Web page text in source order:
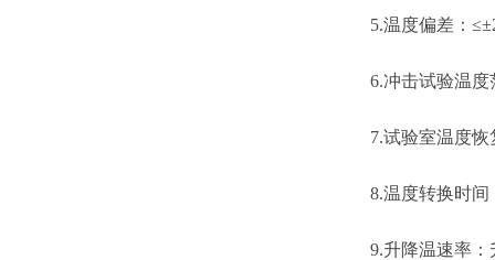
5.温度偏差：
6.冲击试验温度
7.试验室温度恢
8.温度转换时间
9.升降温速率：